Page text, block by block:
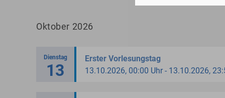
Oktober 2026
Dienstag
13
Erster Vorlesungstag
13.10.2026, 00:00 Uhr - 13.10.2026,